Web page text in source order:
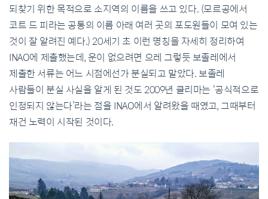
되찾기 위한 목적으로 소지역의 이름을 쓰고 있다. (모르공에서
코트 드 피라는 공통의 이름 아래 여러 곳의 포도원들이 모여 있는
것이 잘 알려진 예다.) 20세기 초 이런 명칭을 자세히 정리하여
INAO에 제출했는데, 운이 없으려면 으레 그렇듯 보졸레에서
제출한 서류는 어느 시점에선가 분실되고 말았다. 보졸레
사람들이 분실 사실을 알게 된 것도 2009년 클리마는 ‘공식적으로
인정되지 않는다’라는 점을 INAO에서 알려왔을 때였고, 그때부터
재건 노력이 시작된 것이다.